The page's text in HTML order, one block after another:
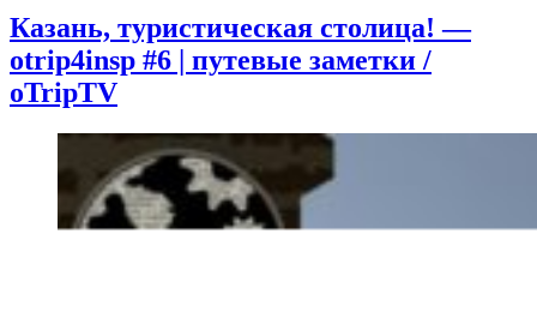
мирового
пролетариата
—
otrip4insp
путевые
заметки
oTripTV»
Казань, туристическая столица! —
otrip4insp #6 | путевые заметки /
oTripTV